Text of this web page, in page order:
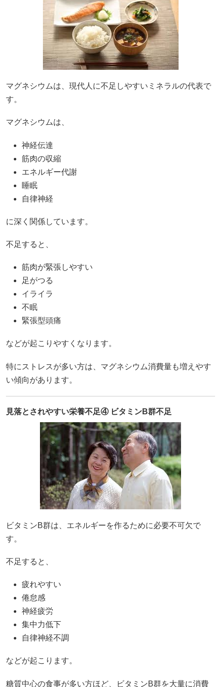
マグネシウムは、現代人に不足しやすいミネラルの代表で
す。
マグネシウムは、
神経伝達
筋肉の収縮
エネルギー代謝
睡眠
自律神経
に深く関係しています。
不足すると、
筋肉が緊張しやすい
足がつる
イライラ
不眠
緊張型頭痛
などが起こりやすくなります。
特にストレスが多い方は、マグネシウム消費量も増えやす
い傾向があります。
見落とされやすい栄養不足④ ビタミンB群不足
ビタミンB群は、エネルギーを作るために必要不可欠で
す。
不足すると、
疲れやすい
倦怠感
神経疲労
集中力低下
自律神経不調
などが起こります。
糖質中心の食事が多い方ほど、ビタミンB群を大量に消費